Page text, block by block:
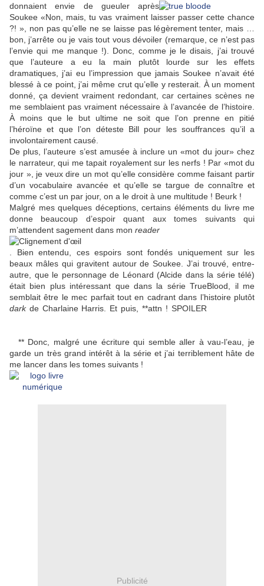
donnaient envie de gueuler après
Soukee «Non, mais, tu vas vraiment laisser passer cette chance
?! », non pas qu’elle ne se laisse pas légèrement tenter, mais …
bon, j’arrête ou je vais tout vous dévoiler (remarque, ce n’est pas
l’envie qui me manque !). Donc, comme je le disais, j’ai trouvé
que l’auteure a eu la main plutôt lourde sur les effets
dramatiques, j’ai eu l’impression que jamais Soukee n’avait été
blessé à ce point, j’ai même crut qu’elle y resterait. À un moment
donné, ça devient vraiment redondant, car certaines scènes ne
me semblaient pas vraiment nécessaire à l’avancée de l’histoire.
À moins que le but ultime ne soit que l’on prenne en pitié
l’héroïne et que l’on déteste Bill pour les souffrances qu’il a
involontairement causé.
De plus, l’auteure s’est amusée à inclure un «mot du jour» chez
le narrateur, qui me tapait royalement sur les nerfs ! Par «mot du
jour », je veux dire un mot qu’elle considère comme faisant partir
d’un vocabulaire avancée et qu’elle se targue de connaître et
comme c’est un par jour, on a le droit à une multitude ! Beurk !
Malgré mes quelques déceptions, certains éléments du livre me
donne beaucoup d’espoir quant aux tomes suivants qui
m’attendent sagement dans mon reader
. Bien entendu, ces espoirs sont fondés uniquement sur les
beaux mâles qui gravitent autour de Soukee. J’ai trouvé, entre-
autre, que le personnage de Léonard (Alcide dans la série télé)
était bien plus intéressant que dans la série TrueBlood, il me
semblait être le mec parfait tout en cadrant dans l’histoire plutôt
darkde Charlaine Harris. Et puis, **attn ! SPOILER
** Donc, malgré une écriture qui semble aller à vau-l’eau, je
garde un très grand intérêt à la série et j’ai terriblement hâte de
me lancer dans les tomes suivants !
Publicité